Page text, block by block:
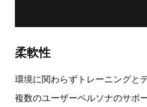
柔軟性
環境に関わらずトレーニングと
複数のユーザーペルソナのサポ